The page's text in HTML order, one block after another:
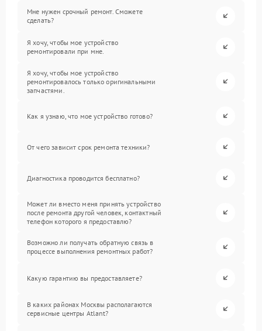
Мне нужен срочный ремонт. Сможете
сделать?
Я хочу, чтобы мое устройство
ремонтировали при мне.
Я хочу, чтобы мое устройство
ремонтировалось только оригинальными
запчастями.
Как я узнаю, что мое устройство готово?
От чего зависит срок ремонта техники?
Диагностика проводится бесплатно?
Может ли вместо меня принять устройство
после ремонта другой человек, контактный
телефон которого я предоставлю?
Возможно ли получать обратную связь в
процессе выполнения ремонтных работ?
Какую гарантию вы предоставляете?
В каких районах Москвы располагаются
сервисные центры Atlant?